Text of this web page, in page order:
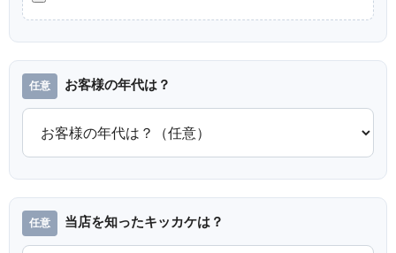
お客様の年代は？
当店を知ったキッカケは？